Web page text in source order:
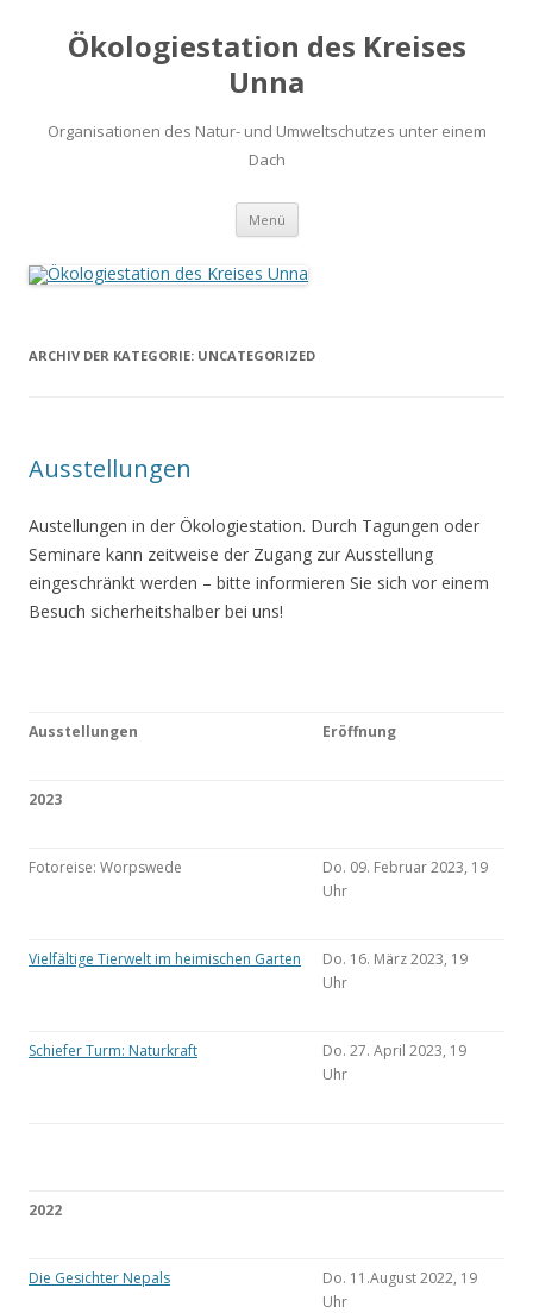
Ökologiestation des Kreises
Unna
Organisationen des Natur- und Umweltschutzes unter einem
Dach
Menü Zum
springen
ARCHIV DER KATEGORIE: UNCATEGORIZED
Ausstellungen
Austellungen in der Ökologiestation. Durch Tagungen oder
Seminare kann zeitweise der Zugang zur Ausstellung
eingeschränkt werden – bitte informieren Sie sich vor einem
Besuch sicherheitshalber bei uns!
Ausstellungen Eröffnung
2023
Fotoreise: Worpswede
Do. 09. Februar 2023, 19
Uhr
Vielfältige Tierwelt im heimischen Garten
Do. 16. März 2023, 19
Uhr
Schiefer Turm: Naturkraft
Do. 27. April 2023, 19
Uhr
2022
Die Gesichter Nepals
Do. 11.August 2022, 19
Uhr